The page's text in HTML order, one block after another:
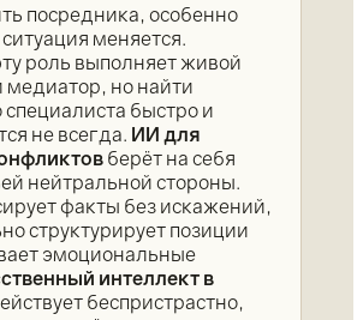
посредника, особенно
меняется.
роль выполняет живой
но найти
быстро и
не всегда. ИИ для
берёт на себя
нейтральной стороны.
факты без искажений,
структурирует позиции
эмоциональные
интеллект в
беспристрастно,